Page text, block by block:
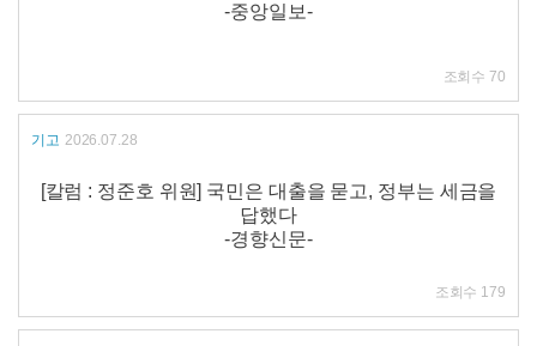
-중앙일보-
조회수70
기고 2026.07.28
[칼럼 : 정준호 위원] 국민은 대출을 묻고, 정부는 세금을
답했다
-경향신문-
조회수 179